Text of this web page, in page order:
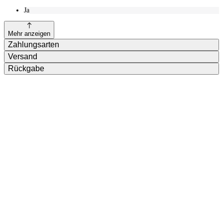
Ja
Mehr anzeigen
Zahlungsarten
Versand
Rückgabe